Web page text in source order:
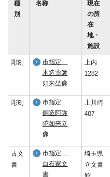
種
別
名称
現在
の所
在
地・
施設
彫刻
市指定
木造薬師
如来坐像
上内
1282
彫刻
市指定
銅造阿弥
陀如来立
像
上川崎
407
古文
書
市指定
白石家文
書
埼玉県
立文書